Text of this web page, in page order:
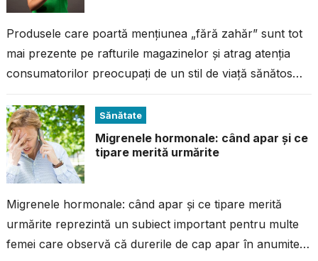
Produsele care poartă mențiunea „fără zahăr” sunt tot
mai prezente pe rafturile magazinelor și atrag atenția
consumatorilor preocupați de un stil de viață sănătos
Sănătate
Migrenele hormonale: când apar și ce
tipare merită urmărite
Migrenele hormonale: când apar și ce tipare merită
urmărite reprezintă un subiect important pentru multe
femei care observă că durerile de cap apar în anumite